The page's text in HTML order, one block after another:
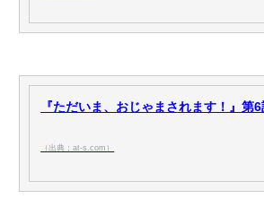
『ただいま、おじゃまされます！』
（出典：at-s.com）